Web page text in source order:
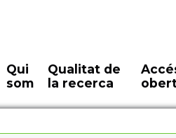
Qui
som
Qualitat de
la recerca